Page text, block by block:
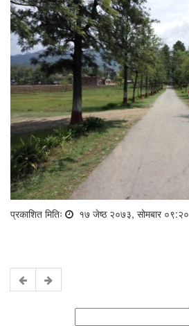
प्रकाशित मितिः १७ जेष्ठ २०७३, सोमबार ०९:२०